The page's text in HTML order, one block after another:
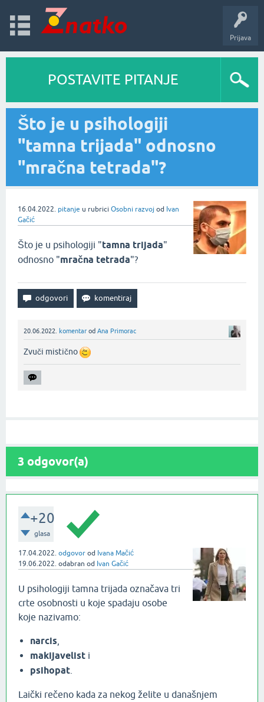
Prijava
POSTAVITE PITANJE
Što je u psihologiji
"tamna trijada" odnosno
"mračna tetrada"?
16.04.2022. pitanje u rubrici Osobni razvoj od Ivan
Gačić
Što je u psihologiji "tamna trijada"
odnosno "mračna tetrada"?
20.06.2022. komentar od Ana Primorac
Zvuči mistično
3 odgovor(a)
+20
glasa
17.04.2022. odgovor od Ivana Mačić
19.06.2022. odabran od Ivan Gačić
U psihologiji tamna trijada označava tri
crte osobnosti u koje spadaju osobe
koje nazivamo:
narcis
makijavelist i
psihopat
Laički rečeno kada za nekog želite u današnjem